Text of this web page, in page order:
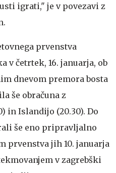
igrati," je v povezavi z
prvenstva
v četrtek, 16. januarja, ob
dnevom premora bosta
še obračuna z
in Islandijo (20.30). Do
še eno pripravljalno
prvenstva jih 10. januarja
v zagrebški